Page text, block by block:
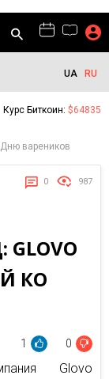
UA RU
Курс Биткоин: $64835
Дню вареников
0 987
КО
1 0
Glovo